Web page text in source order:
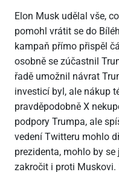
Elon Musk udělal vše,
pomohl vrátit se do
kampaň přímo přispěl
osobně se zúčastnil
řadě umožnil návrat
investicí byl, ale nákup
pravděpodobně X
podpory Trumpa, ale
vedení Twitteru mohlo
prezidenta, mohlo by
zakročit i proti